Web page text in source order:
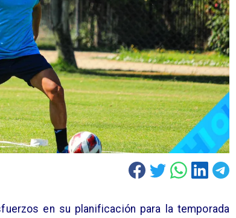
en su planificación para la temporada